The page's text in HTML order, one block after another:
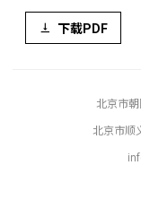
下载PDF
北京市
北京市顺